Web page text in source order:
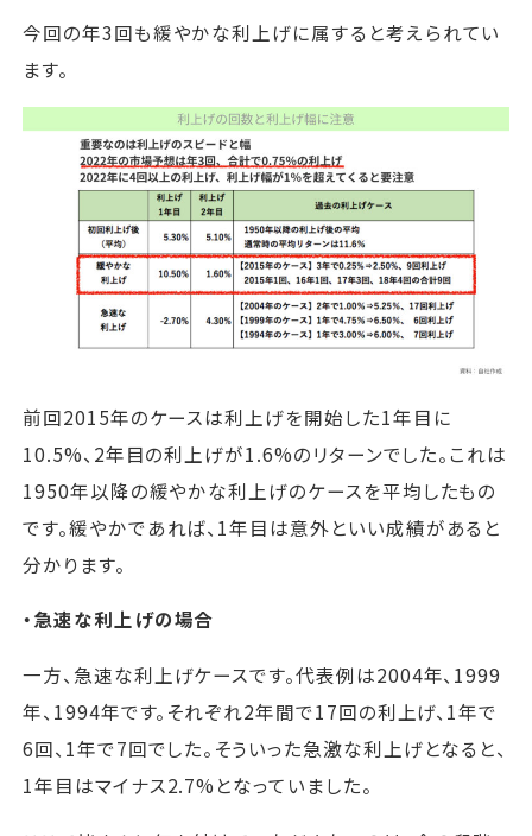
今回の年3回も緩やかな利上げに属すると考えられてい
ます。
前回2015年のケースは利上げを開始した1年目に
10.5%、2年目の利上げが1.6%のリターンでした。これは
1950年以降の緩やかな利上げのケースを平均したもの
です。緩やかであれば、1年目は意外といい成績があると
分かります。
・急速な利上げの場合
一方、急速な利上げケースです。代表例は2004年、1999
年、1994年です。それぞれ2年間で17回の利上げ、1年で
6回、1年で7回でした。そういった急激な利上げとなると、
1年目はマイナス2.7%となっていました。